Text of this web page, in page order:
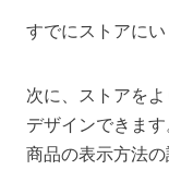
すでにストアに
次に、ストアを
デザインできま
商品の表示方法の